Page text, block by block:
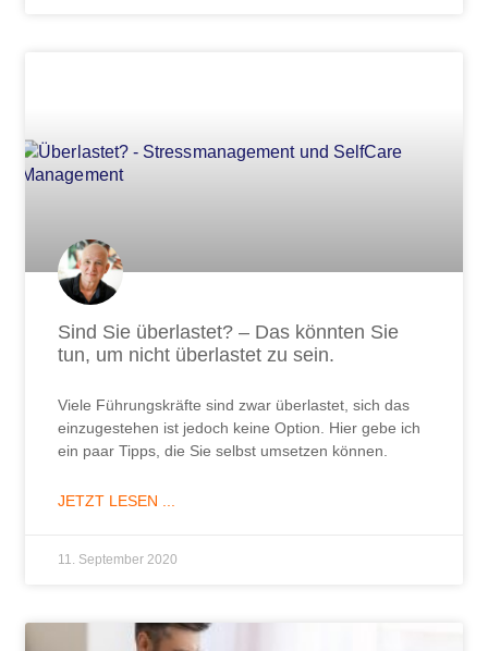
Sind Sie überlastet? – Das könnten Sie
tun, um nicht überlastet zu sein.
Viele Führungskräfte sind zwar überlastet, sich das
einzugestehen ist jedoch keine Option. Hier gebe ich
ein paar Tipps, die Sie selbst umsetzen können.
JETZT LESEN ...
11. September 2020